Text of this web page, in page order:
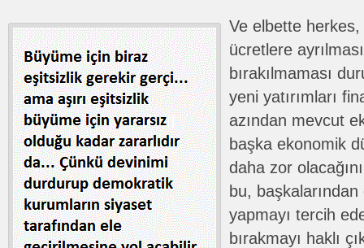
Ve elbette herkes,
ücretlere
bırakılmaması
yeni yatırımları
azından mevcut
başka ekonomik
daha zor
bu,
yapmayı tercih
bırakmayı haklı